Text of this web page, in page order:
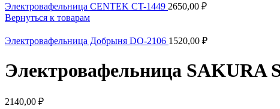
Электровафельница CENTEK CT-1449 2650,00 ₽
Вернуться к товарам
Электровафельница Добрыня DO-2106 1520,00 ₽
Электровафельница SAKURA
2140,00 ₽